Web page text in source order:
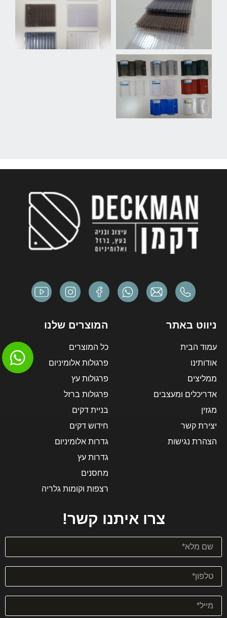
ניווט באתר
עמוד הבית
אודותינו
ממליצים
אדריכלים ומעצבים
מגזין
יצירת קשר
הצהרת נגישות
המוצרים שלנו
כל המוצרים
פרגולות אלומיניום
פרגולות עץ
פרגולות ברזל
בניית דקים
חידוש דקים
גדרות אלומיניום
גדרות עץ
מחסנים
רצפות וקומות גלריה
צרו איתנו קשר!